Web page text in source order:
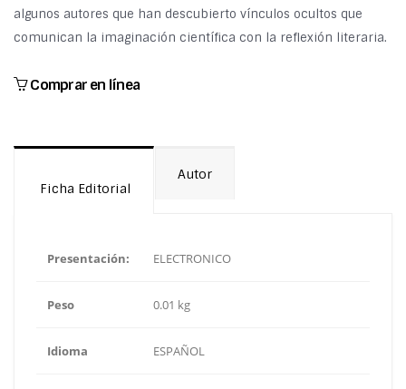
algunos autores que han descubierto vínculos ocultos que
comunican la imaginación científica con la reflexión literaria.
Comprar en línea
Ficha Editorial
Autor
Presentación: ELECTRONICO
Peso 0.01 kg
Idioma ESPAÑOL